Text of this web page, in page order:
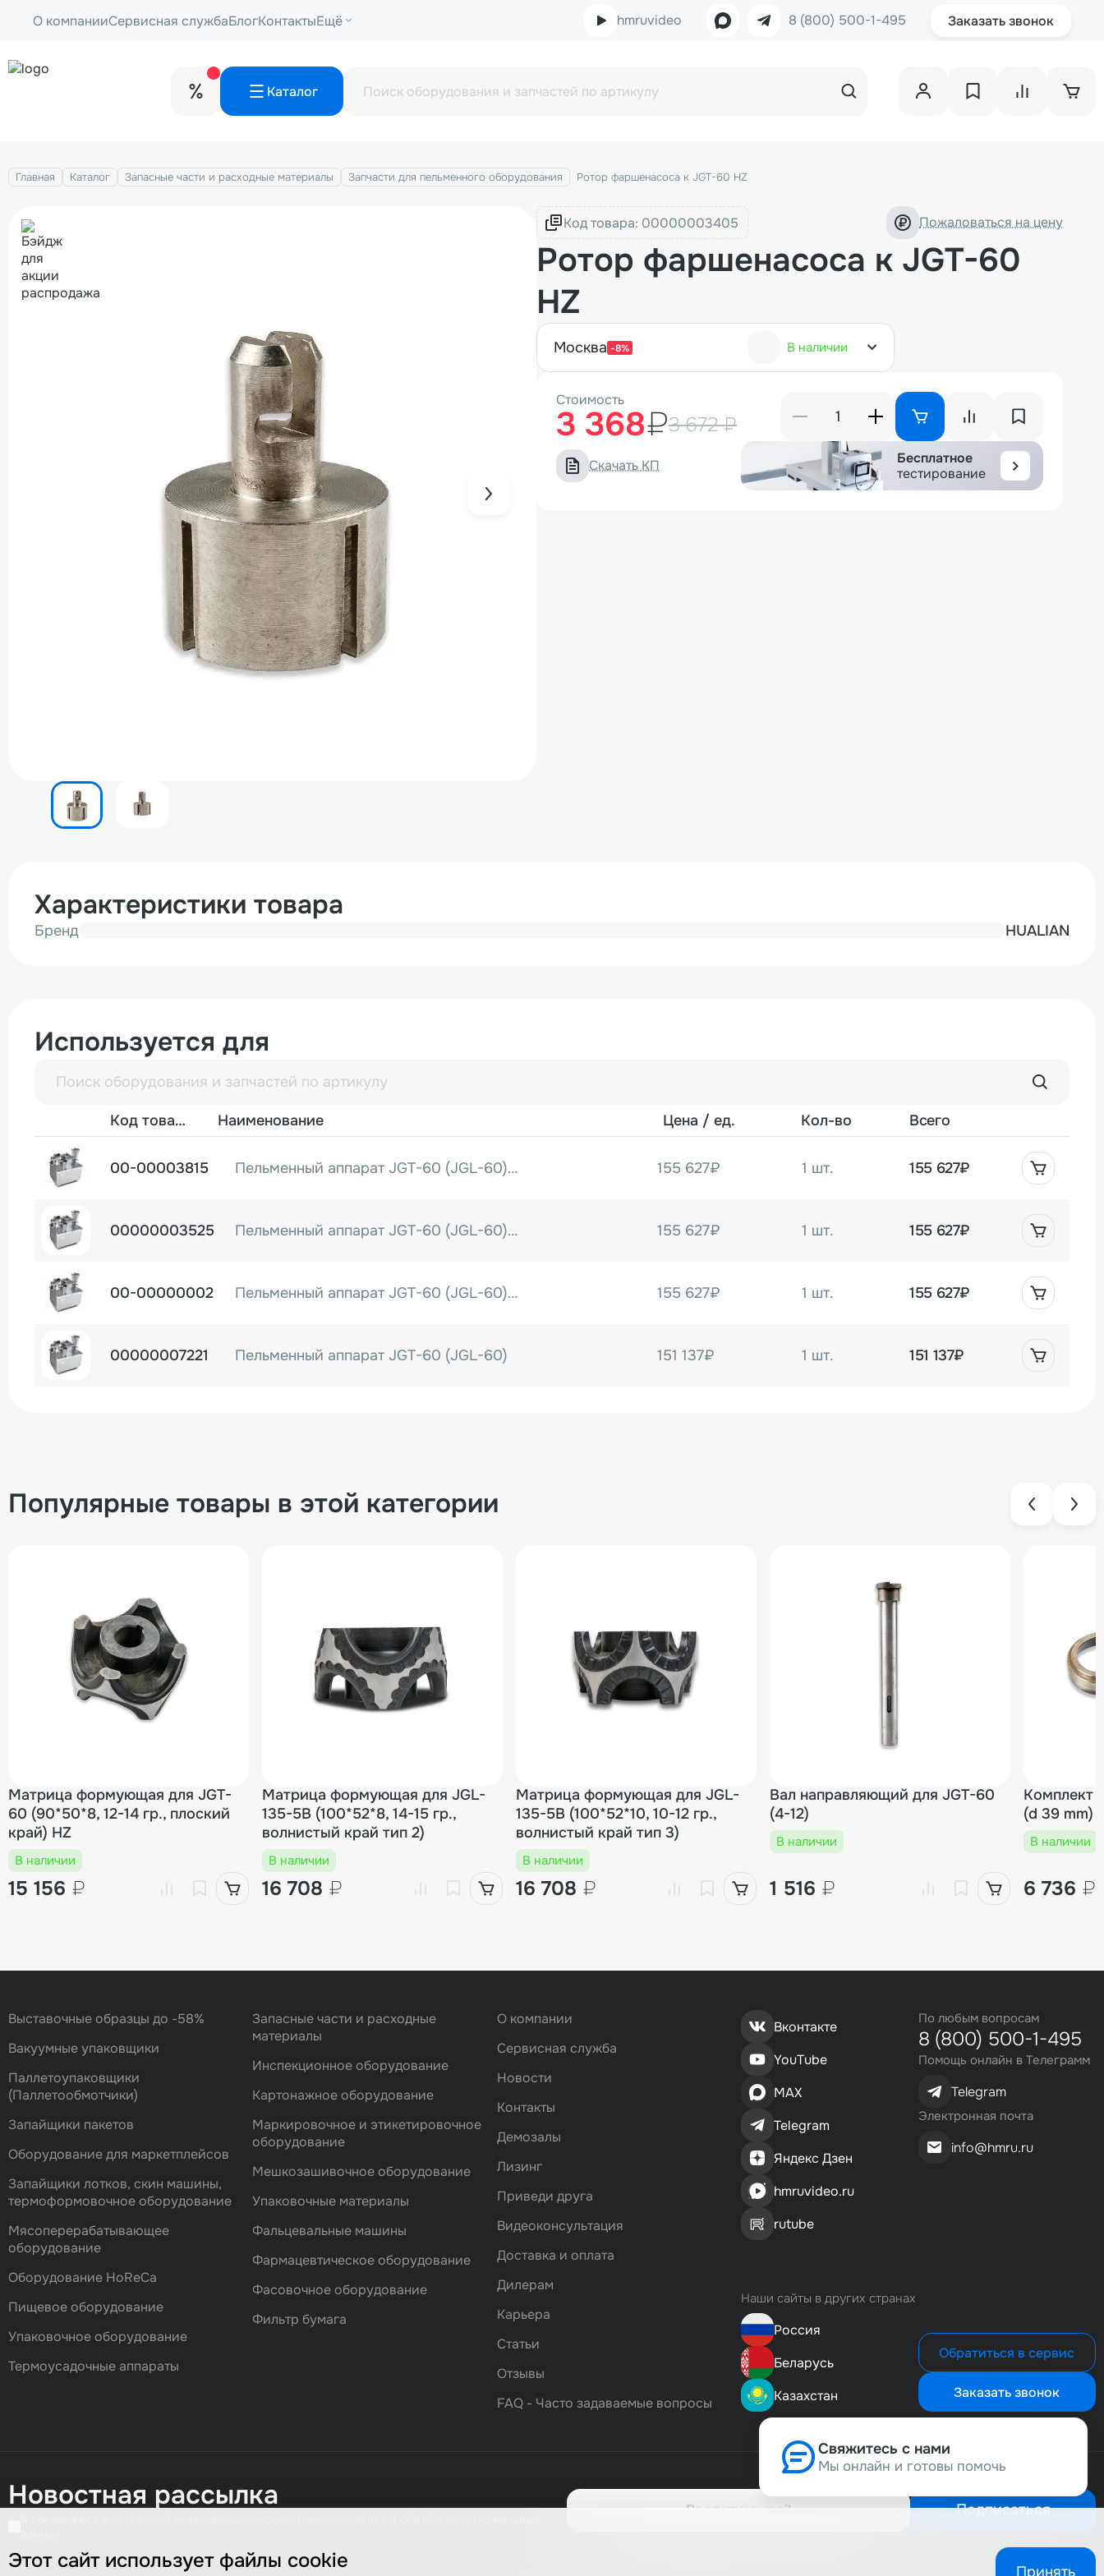
О компанииСервисная службаБлогКонтактыЕщё hmruvideo 8 (800) 500-1-495 Заказать звонок
Каталог
Главная Каталог Запасные части и расходные материалы Запчасти для пельменного оборудования Ротор фаршенасоса к JGT-60 HZ
Код товара: Пожаловаться на цену
Ротор фаршенасоса к JGT-60
HZ
москва -8% В наличии
Стоимость
3 368₽3 672 ₽
Скачать КП
Бесплатное
тестирование
Характеристики товара
Бренд HUALIAN
Используется для
Код товара Наименование Цена / ед. Кол-во Всего
00-00003815 Пельменный аппарат JGT-60 (JGL-60) (10-12 гр) (100х52х10) 155 627₽ 1 шт. 155 627₽
00000003525 Пельменный аппарат JGT-60 (JGL-60) (12-14 гр) (90х50х8) 155 627₽ 1 шт. 155 627₽
00-00000002 Пельменный аппарат JGT-60 (JGL-60) (16-18 гр) (84х56х6) 155 627₽ 1 шт. 155 627₽
00000007221 Пельменный аппарат JGT-60 (JGL-60) 151 137₽ 1 шт. 151 137₽
Популярные товары в этой категории
Матрица формующая для JGT-
60 (90*50*8, 12-14 гр., плоский
край) HZ
В наличии
15 156 ₽
Матрица формующая для JGL-
135-5B (100*52*8, 14-15 гр.,
волнистый край тип 2)
В наличии
16 708 ₽
Матрица формующая для JGL-
135-5B (100*52*10, 10-12 гр.,
волнистый край тип 3)
В наличии
16 708 ₽
Вал направляющий для JGT-60
(4-12)
В наличии
1 516 ₽
Комплект
(d 39 mm)
В наличии
6 736 ₽
Выставочные образцы до -58%
Вакуумные упаковщики
Паллетоупаковщики
(Паллетообмотчики)
Запайщики пакетов
Оборудование для маркетплейсов
Запайщики лотков, скин машины,
термоформовочное оборудование
Мясоперерабатывающее
оборудование
Оборудование HoReCa
Пищевое оборудование
Упаковочное оборудование
Термоусадочные аппараты
Запасные части и расходные
материалы
Инспекционное оборудование
Картонажное оборудование
Маркировочное и этикетировочное
оборудование
Мешкозашивочное оборудование
Упаковочные материалы
Фальцевальные машины
Фармацевтическое оборудование
Фасовочноe оборудование
Фильтр бумага
О компании
Сервисная служба
Новости
Контакты
Демозалы
Лизинг
Приведи друга
Видеоконсультация
Доставка и оплата
Дилерам
Карьера
Статьи
Отзывы
FAQ - Часто задаваемые вопросы
Вконтакте
YouTube
MAX
Telegram
Яндекс Дзен
hmruvideo.ru
rutube
Наши сайты в других странах
Россия
Беларусь
Казахстан
По любым вопросам
8 (800) 500-1-495
Помощь онлайн в Телеграмм
Telegram
Электронная почта
info@hmru.ru
Обратиться в сервис
Заказать звонок
Новостная рассылка Подписаться
Свяжитесь с нами
Мы онлайн и готовы помочь
8 (800) 500-1-495
Этот сайт использует файлы cookie Принять